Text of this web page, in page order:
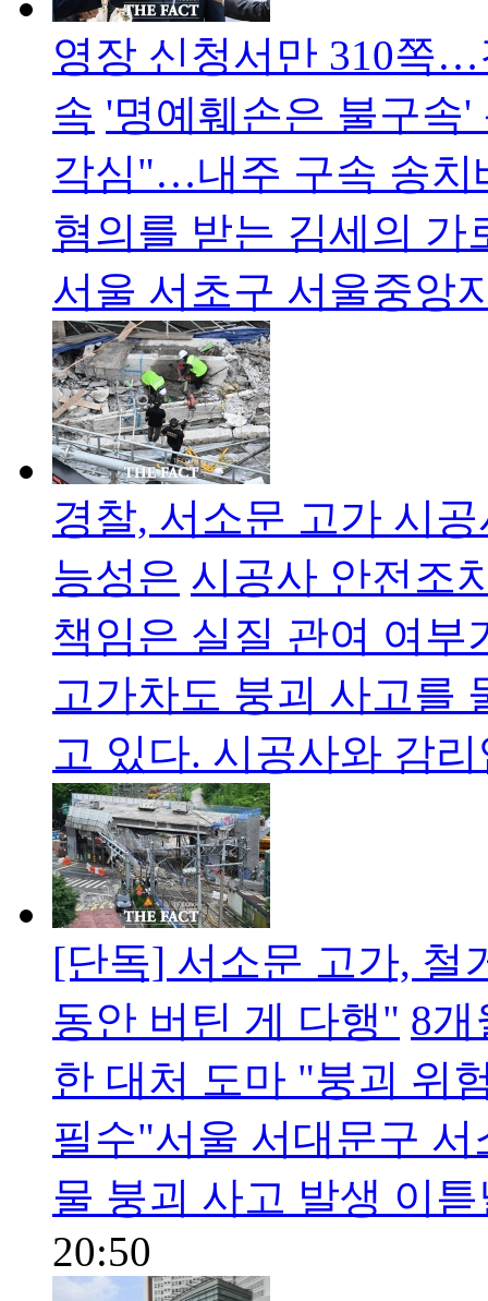
영장 신청서만 310쪽
속 '명예훼손은 불구속
각심"…내주 구속 송치
혐의를 받는 김세의 가
서울 서초구 서울중앙
경찰, 서소문 고가 시
능성은 시공사 안전조
책임은 실질 관여 여부
고가차도 붕괴 사고를
고 있다. 시공사와 감
[단독] 서소문 고가, 철
동안 버틴 게 다행" 8
한 대처 도마 "붕괴 위
필수"서울 서대문구
물 붕괴 사고 발생 이
20:50